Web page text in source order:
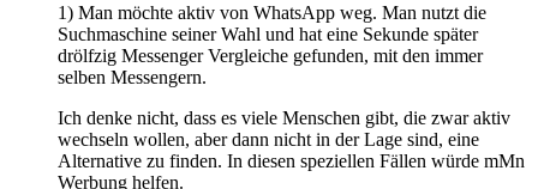
1) Man möchte aktiv von WhatsApp weg. Man nutzt die
Suchmaschine seiner Wahl und hat eine Sekunde später
drölfzig Messenger Vergleiche gefunden, mit den immer
selben Messengern.
Ich denke nicht, dass es viele Menschen gibt, die zwar aktiv
wechseln wollen, aber dann nicht in der Lage sind, eine
Alternative zu finden. In diesen speziellen Fällen würde mMn
Werbung helfen.